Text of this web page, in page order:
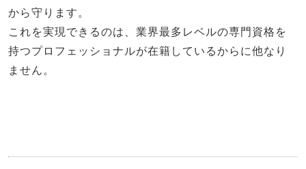
から守ります。
これを実現できるのは、業界最多レベルの専門資格を
持つプロフェッショナルが在籍しているからに他なり
ません。